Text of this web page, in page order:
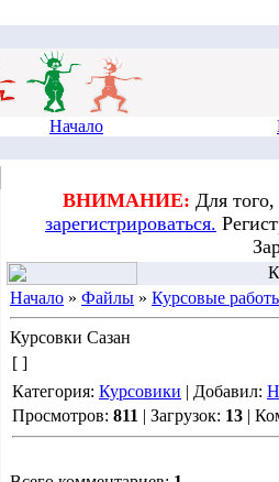
Начало
ВНИМАНИЕ: Для
зарегистрироваться.
Начало » Файлы » Курсовые
Курсовки Сазан
[ ]
Категория: Курсовики | Добавил:
Просмотров: 811 | Загрузок: 13 |